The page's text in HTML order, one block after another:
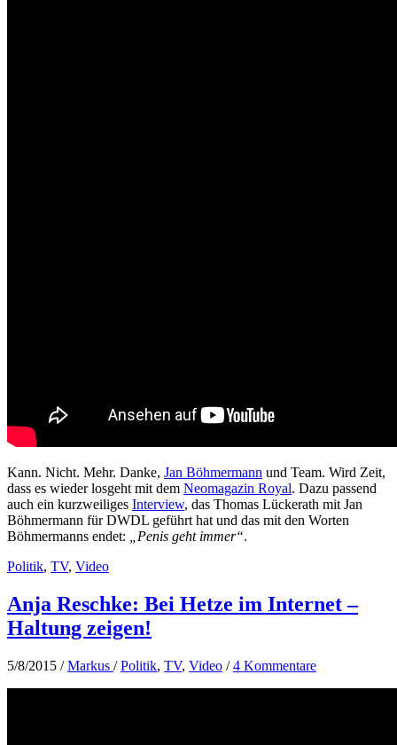
Kann. Nicht. Mehr. Danke, Jan Böhmermann und Team. Wird Zeit,
dass es wieder losgeht mit dem Neomagazin Royal. Dazu passend
auch ein kurzweiliges Interview, das Thomas Lückerath mit Jan
Böhmermann für DWDL geführt hat und das mit den Worten
Böhmermanns endet:
„Penis geht immer“.
Politik, TV, Video
Anja Reschke: Bei Hetze im Internet –
Haltung zeigen!
5/8/2015 /Markus /Politik, TV, Video /4 Kommentare